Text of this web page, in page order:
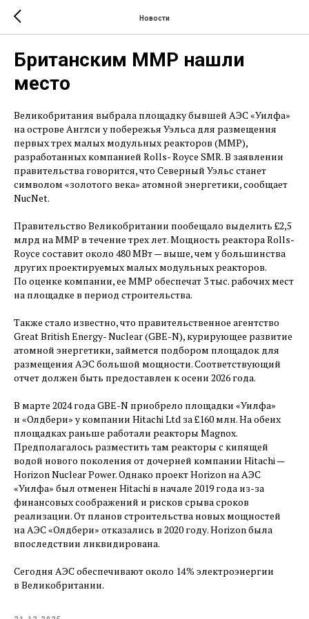
Новости
Британским ММР нашли
место
Великобритания выбрала площадку бывшей АЭС «Уилфа»
на острове Англси у побережья Уэльса для размещения
первых трех малых модульных реакторов (ММР),
разработанных компанией Rolls- Royce SMR. В заявлении
правительства говорится, что Северный Уэльс станет
символом «золотого века» атомной энергетики, сообщает
NucNet.
Правительство Великобритании пообещало выделить £2,5
млрд на ММР в течение трех лет. Мощность реактора Rolls-
Royce составит около 480 МВт — ​выше, чем у большинства
других проектируемых малых модульных реакторов.
По оценке компании, ее ММР обеспечат 3 тыс. рабочих мест
на площадке в период строительства.
Также стало известно, что правительственное агентство
Great British Energy- Nuclear (GBE-N), курирующее развитие
атомной энергетики, займется подбором площадок для
размещения АЭС большой мощности. Соответствующий
отчет должен быть предоставлен к осени 2026 года.
В марте 2024 года GBE-N приобрело площадки «Уилфа»
и «Олдбери» у компании Hitachi Ltd за £160 млн. На обеих
площадках раньше работали реакторы Magnox.
Предполагалось разместить там реакторы с кипящей
водой нового поколения от дочерней компании Hitachi — ​
Horizon Nuclear Power. Однако проект Horizon на АЭС
«Уилфа» был отменен Hitachi в начале 2019 года из-за
финансовых соображений и рисков срыва сроков
реализации. От планов строительства новых мощностей
на АЭС «Олдбери» отказались в 2020 году. Horizon была
впоследствии ликвидирована.
Сегодня АЭС обеспечивают около 14 % электроэнергии
в Великобритании.